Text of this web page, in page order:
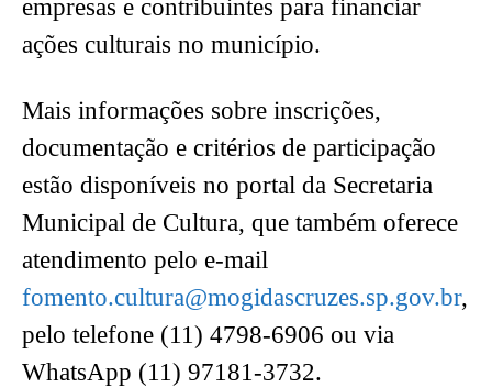
empresas e contribuintes para financiar
ações culturais no município.
Mais informações sobre inscrições,
documentação e critérios de participação
estão disponíveis no portal da Secretaria
Municipal de Cultura, que também oferece
atendimento pelo e-mail
fomento.cultura@mogidascruzes.sp.gov.br,
pelo telefone (11) 4798-6906 ou via
WhatsApp (11) 97181-3732.